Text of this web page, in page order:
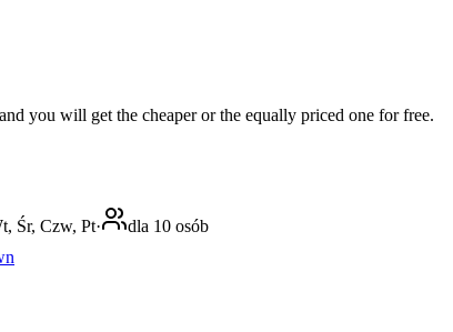
you will get the cheaper or the equally priced one for free.
Śr, Czw, Pt·
dla 10 osób